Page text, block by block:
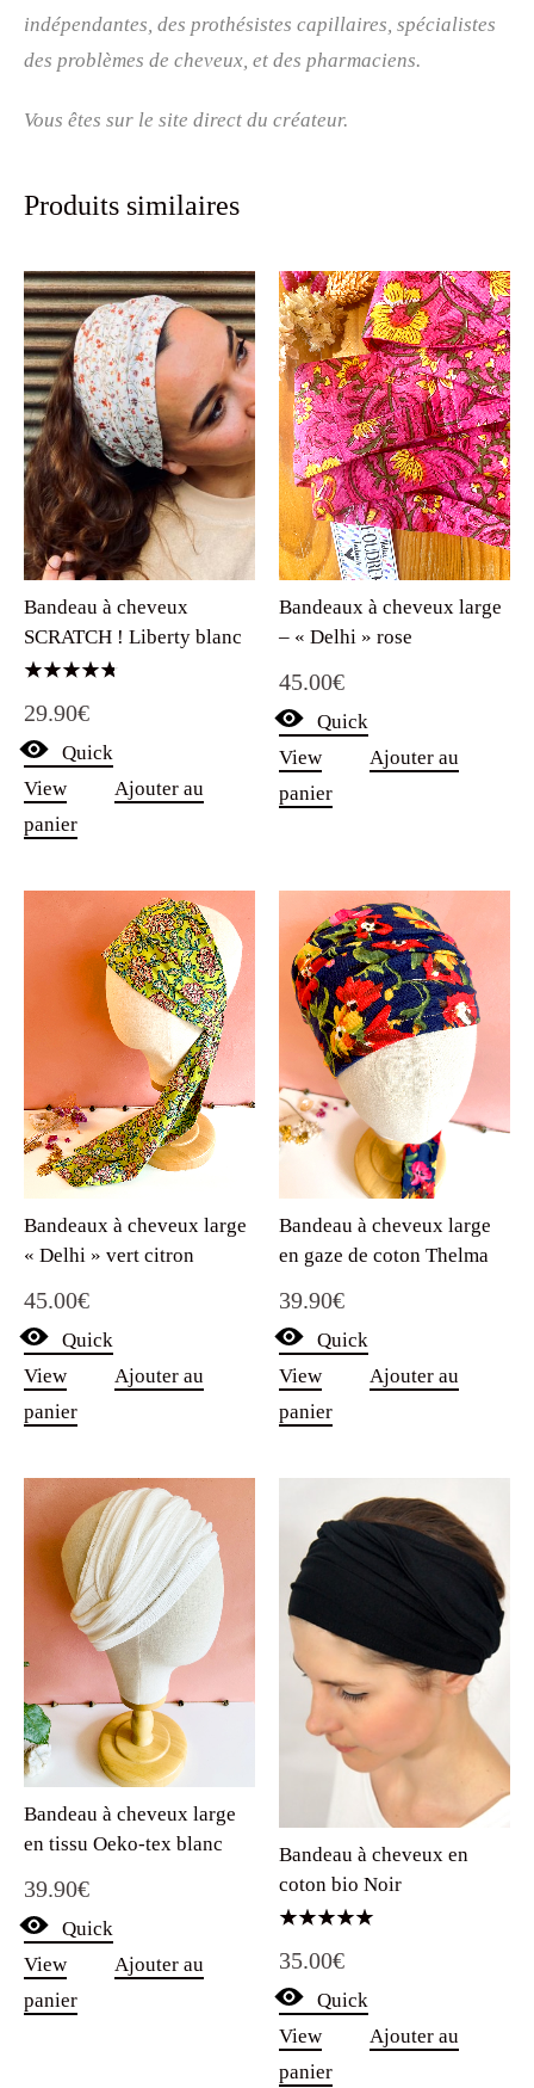
indépendantes, des prothésistes capillaires, spécialistes
des problèmes de cheveux, et des pharmaciens.
Vous êtes sur le site direct du créateur.
Produits similaires
Bandeau à cheveux
SCRATCH ! Liberty blanc
4.75
sur 5
29.90€
Quick
View
Ajouter au
panier
Bandeaux à cheveux large
– « Delhi » rose
45.00€
Quick
View
Ajouter au
panier
Bandeaux à cheveux large
« Delhi » vert citron
45.00€
Quick
View
Ajouter au
panier
Bandeau à cheveux large
en gaze de coton Thelma
39.90€
Quick
View
Ajouter au
panier
Bandeau à cheveux large
en tissu Oeko-tex blanc
39.90€
Quick
View
Ajouter au
panier
Bandeau à cheveux en
coton bio Noir
5.00
sur 5
35.00€
Quick
View
Ajouter au
panier